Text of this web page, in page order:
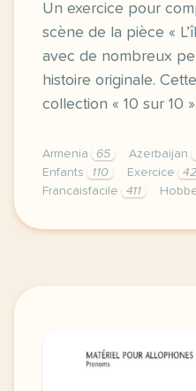
Un exercice pour
scène de la pièce «
avec de nombreux
histoire originale.
collection « 10 sur 10
Armenia 65 Azerbaijan
Enfants
110 Exercice
Francaisfacile
411
exercice a2 le